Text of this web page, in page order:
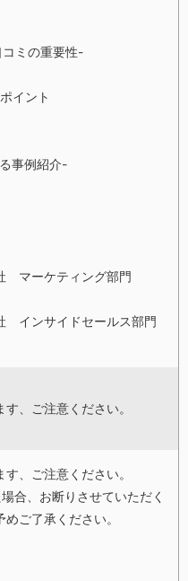
ミの重要性-
イント
事例紹介-
マーケティング部門
インサイドセールス部門
、ご注意ください。
、ご注意ください。
合、お断りさせていただく
ご了承ください。